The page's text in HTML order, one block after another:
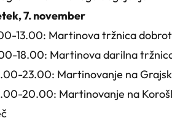
7. november
13.00: Martinova tržnica
18.00: Martinova darilna
23.00: Martinovanje na
20.00: Martinovanje na